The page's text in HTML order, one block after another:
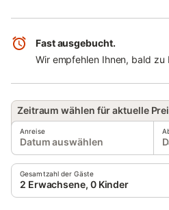
Fast ausgebucht.
Wir empfehlen Ihnen, bald zu
Zeitraum wählen für aktuelle
Anreise
Datum auswählen
Gesamtzahl der Gäste
2 Erwachsene, 0 Kinder